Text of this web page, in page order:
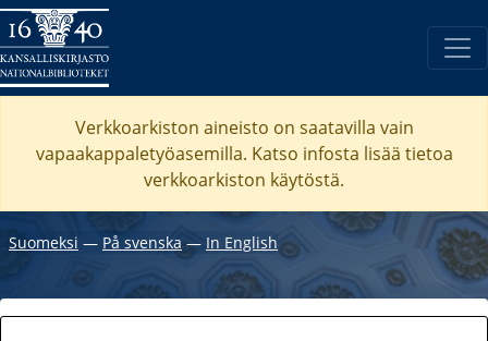
Verkkoarkiston aineisto on saatavilla vain
vapaakappaletyöasemilla. Katso infosta lisää tietoa
verkkoarkiston käytöstä.
Suomeksi ― På svenska― In English